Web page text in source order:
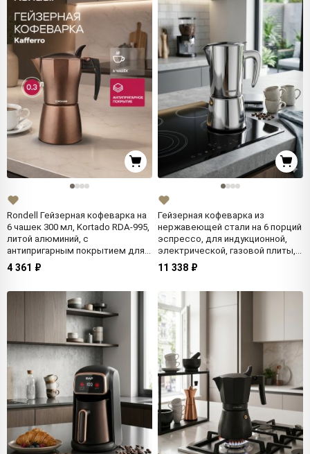
Rondell Гейзерная кофеварка на
6 чашек 300 мл, Kortado RDA-995,
литой алюминий, с
антипригарным покрытием для
газовой плиты
4 361 ₽
Гейзерная кофеварка из
нержавеющей стали на 6 порций
эспрессо, для индукционной,
электрической, газовой плиты,
объем 300 мл OBERHOF
Feuerberg KF-20
11 338 ₽